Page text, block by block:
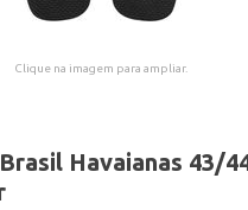
Clique na imagem para ampliar.
Havaianas 43/